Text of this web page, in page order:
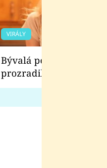
VIRÁLY
Bývalá pornoherečka
prozradila, co ji
natáčení Euforie.